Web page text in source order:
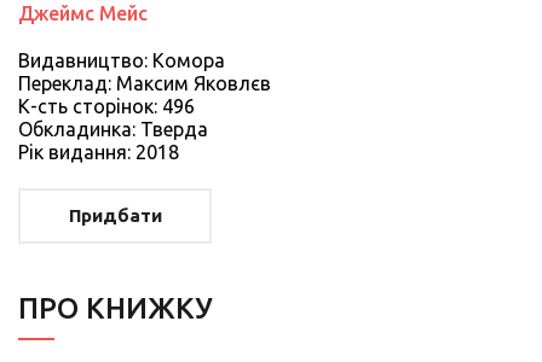
Джеймс Мейс
Видавництво: Комора
Переклад: Максим Яковлєв
К-сть сторiнок: 496
Обкладинка: Тверда
Рiк видання: 2018
Придбати
ПРО КНИЖКУ